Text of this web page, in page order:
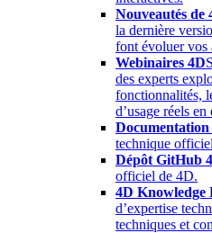
Nouveautés de
la dernière
font évoluer vos
Webinaires 4D
des experts
fonctionnalités,
d’usage réels
Documentation
technique
Dépôt GitHub
officiel de 4D.
4D Knowledge
d’expertise
techniques et